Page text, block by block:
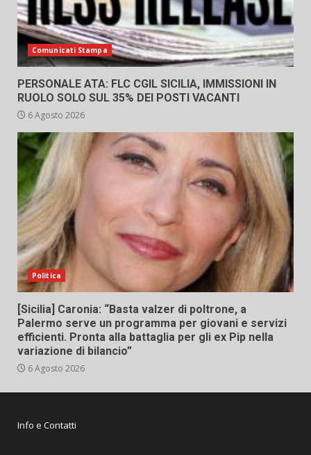
Comunicati Stampa
PERSONALE ATA: FLC CGIL SICILIA, IMMISSIONI IN
RUOLO SOLO SUL 35% DEI POSTI VACANTI
6 Agosto 2026
Politica
[Sicilia] Caronia: “Basta valzer di poltrone, a
Palermo serve un programma per giovani e servizi
efficienti. Pronta alla battaglia per gli ex Pip nella
variazione di bilancio”
6 Agosto 2026
Info e Contatti